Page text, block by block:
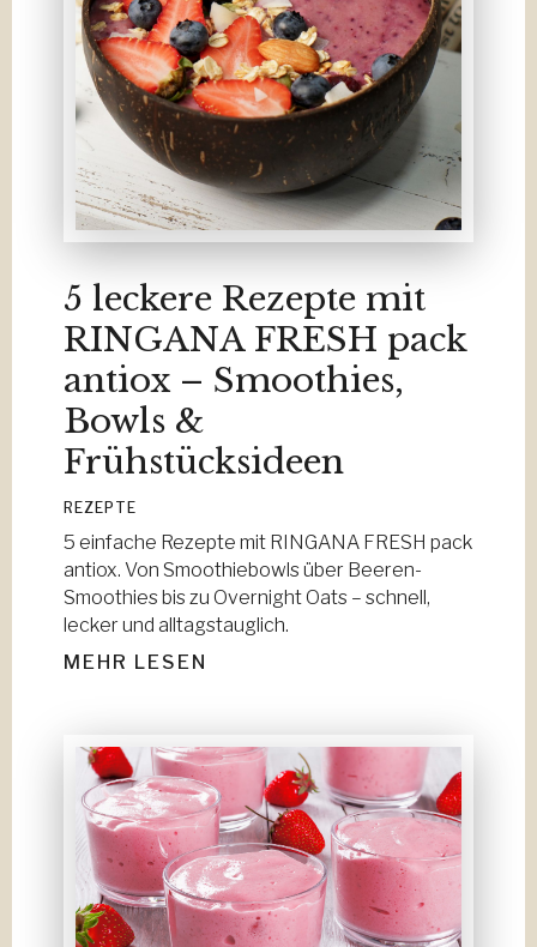
5 leckere Rezepte mit
RINGANA FRESH pack
antiox – Smoothies,
Bowls &
Frühstücksideen
REZEPTE
5 einfache Rezepte mit RINGANA FRESH pack
antiox. Von Smoothiebowls über Beeren-
Smoothies bis zu Overnight Oats – schnell,
lecker und alltagstauglich.
MEHR LESEN